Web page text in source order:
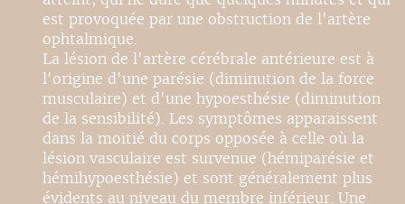
est provoquée par une obstruction de l'artère
ophtalmique.
La lésion de l'artère cérébrale antérieure est à
l'origine d'une parésie (diminution de la force
musculaire) et d'une hypoesthésie (diminution
de la sensibilité). Les symptômes apparaissent
dans la moitié du corps opposée à celle où la
lésion vasculaire est survenue (hémiparésie et
hémihypoesthésie) et sont généralement plus
évidents au niveau du membre inférieur. Une